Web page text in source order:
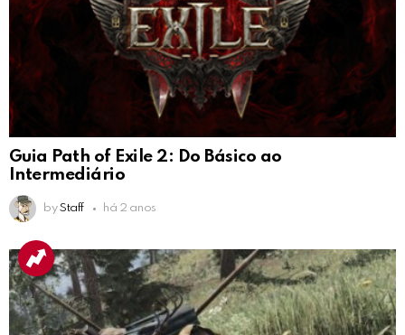
Guia Path of Exile 2: Do Básico ao
Intermediário
by Staff há 2 anos